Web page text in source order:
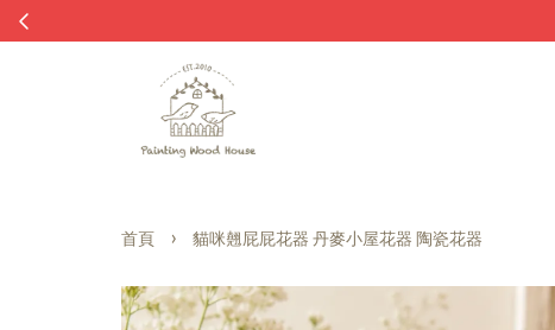
首頁 › 貓咪翹屁屁花器 丹麥小屋花器 陶瓷花器